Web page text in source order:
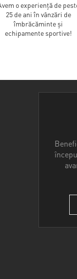
o experiență de
25 de ani în vânzări de
îmbrăcăminte și
echipamente sportive!